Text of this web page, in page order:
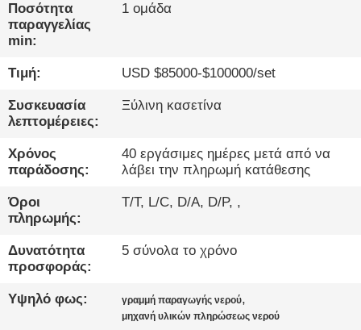
ΜΑΣ
ΕΛΆΤΕ
ΣΕ
ΕΠΑΦΉ
ΜΕ
ΝΈΑ
ΜΙΛΉΣΤΕ
ΤΏΡΑ.
SITEMAP
Ποσότητα
παραγγελίας
min:
1 ομάδα
Τιμή: USD $85000-$100000/set
Συσκευασία
λεπτομέρειες:
Ξύλινη κασετίνα
Χρόνος
παράδοσης:
40 εργάσιμες ημέρες μετά από να
λάβει την πληρωμή κατάθεσης
Όροι
πληρωμής:
T/T, L/C, D/A, D/P, ,
Δυνατότητα
προσφοράς:
5 σύνολα το χρόνο
Υψηλό φως: γραμμή παραγωγής νερού,
μηχανή υλικών πληρώσεως νερού